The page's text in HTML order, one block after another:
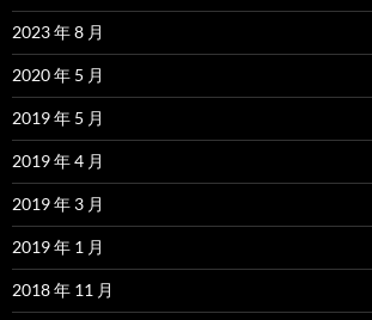
2023 年 8 月
2020 年 5 月
2019 年 5 月
2019 年 4 月
2019 年 3 月
2019 年 1 月
2018 年 11 月